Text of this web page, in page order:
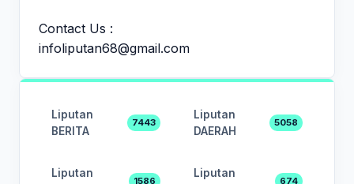
Contact Us :
infoliputan68@gmail.com
Liputan
BERITA
7443
Liputan
DAERAH
5058
Liputan
1586
Liputan
674